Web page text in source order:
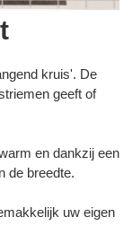
kruis'. De
geeft of
en dankzij een
de breedte.
uw eigen